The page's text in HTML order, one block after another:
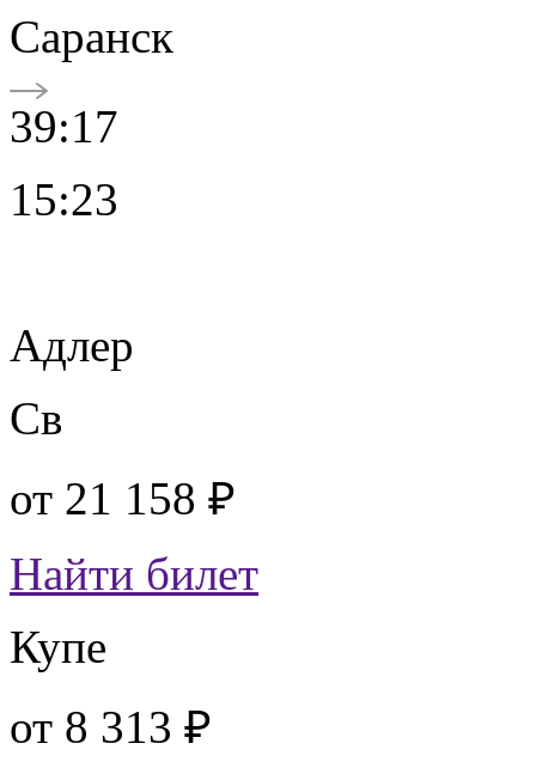
Саранск
39:17
15:23
Адлер
Св
от 21 158 ₽
Найти билет
Купе
от 8 313 ₽